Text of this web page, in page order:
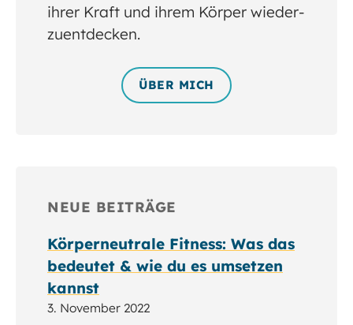
ihrer Kraft und ihrem Kör­per wieder­
zu­ent­decken.
ÜBER MICH
NEUE BEITRÄGE
Körperneutrale Fitness: Was das
bedeutet & wie du es umsetzen
kannst
3. November 2022